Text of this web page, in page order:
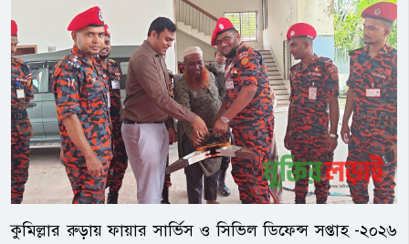
কুমিল্লার রুড়ায় ফায়ার সার্ভিস ও সিভিল ডিফেন্স সপ্তাহ -২০২৬